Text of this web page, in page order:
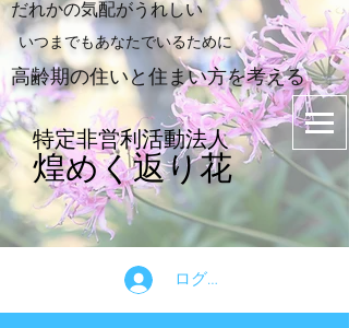
​だれかの気配がうれしい
​いつまでもあなたでいるために
​高齢期の住いと住まい方を考える
特定非営利活動法人
煌めく返り花
ログイン